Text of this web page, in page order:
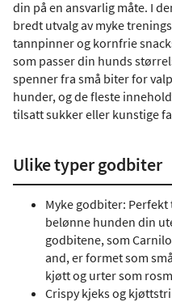
din på en ansvarlig måte. I
bredt utvalg av myke
tannpinner og kornfrie
som passer din hunds
spenner fra små biter for
hunder, og de fleste
tilsatt sukker eller kunstige
Ulike typer godbiter
Myke godbiter:
belønne hunden din
godbitene, som
and, er formet som
kjøtt og urter som
Crispy kjeks og